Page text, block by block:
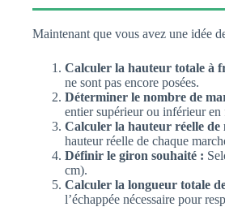
Maintenant que vous avez une idée
Calculer la hauteur totale à
ne sont pas encore posées.
Déterminer le nombre de
entier supérieur ou inférieur en
Calculer la hauteur réelle de
hauteur réelle de chaque
Définir le giron souhaité :
cm).
Calculer la longueur totale
l’échappée nécessaire pour